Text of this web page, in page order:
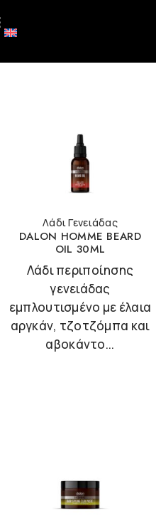
Λάδι Γενειάδας
DALON HOMME BEARD
OIL 30ML
Λάδι περιποίησης
γενειάδας
εμπλουτισμένο με έλαια
αργκάν, τζοτζόμπα και
αβοκάντο...